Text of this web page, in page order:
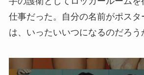
仕事だった。自分の名前がポス
は、いったいいつになるのだろう